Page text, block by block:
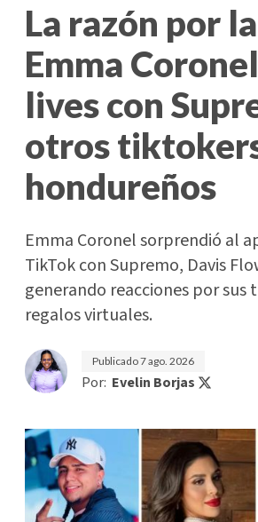
La razón por
Emma
lives con
otros
hondureños
Emma Coronel sorprendió al
TikTok con Supremo, Davis
generando reacciones por sus
regalos virtuales.
Publicado7 ago. 2026
Por: Evelin Borjas